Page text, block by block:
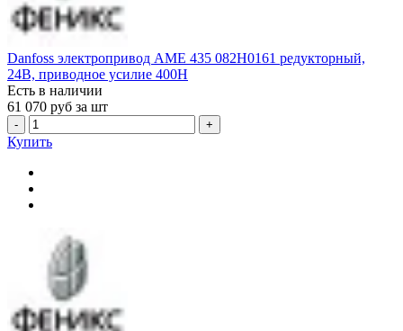
Danfoss электропривод AME 435 082H0161 редукторный,
24В, приводное усилие 400Н
Есть в наличии
61 070 руб за шт
- +
Купить